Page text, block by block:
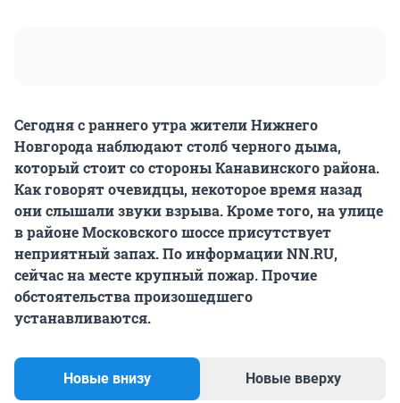
Сегодня с раннего утра жители Нижнего
Новгорода наблюдают столб черного дыма,
который стоит со стороны Канавинского района.
Как говорят очевидцы, некоторое время назад
они слышали звуки взрыва. Кроме того, на улице
в районе Московского шоссе присутствует
неприятный запах. По информации NN.RU,
сейчас на месте крупный пожар. Прочие
обстоятельства произошедшего
устанавливаются.
Новые внизу Новые вверху